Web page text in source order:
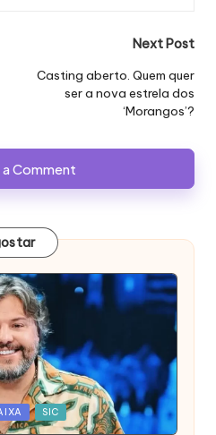
Next Post
Casting aberto. Quem quer
ser a nova estrela dos
‘Morangos’?
a Comment
SIC